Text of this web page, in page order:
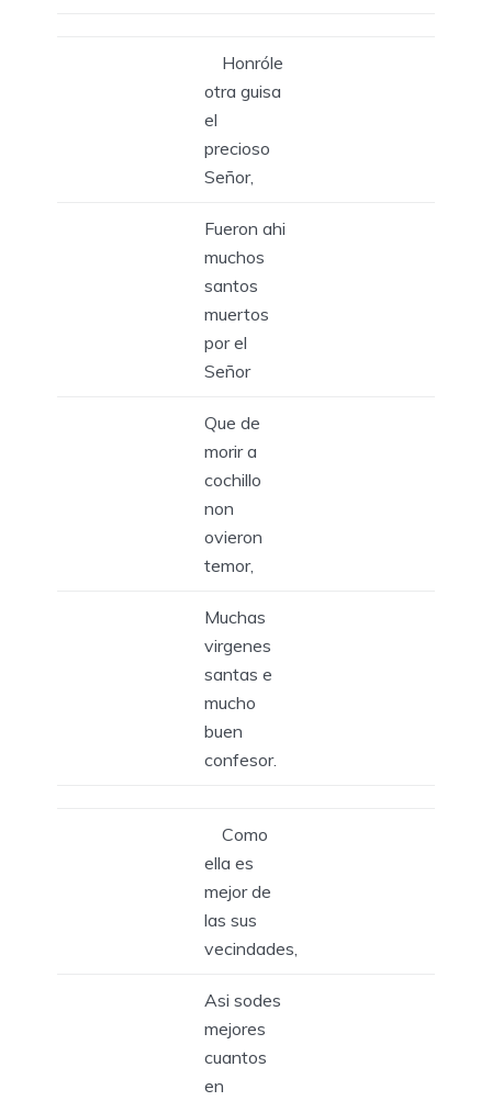
Honróle
otra guisa
el
precioso
Señor,
Fueron ahi
muchos
santos
muertos
por el
Señor
Que de
morir a
cochillo
non
ovieron
temor,
Muchas
virgenes
santas e
mucho
buen
confesor.
Como
ella es
mejor de
las sus
vecindades,
Asi sodes
mejores
cuantos
en